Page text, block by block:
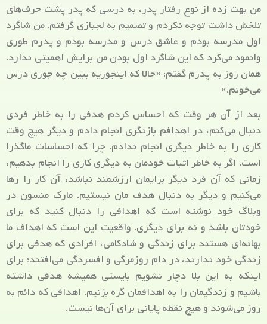
من بهت زده از نوع رفتار پدر، به درسی که پدر پشت حرف‌های
تلخش داشت توجه نکردم و تصمیم به لجبازی گرفتم. من شاگرد
اول مدرسه بودم و عاشق درس و مدرسه بودم و پدرم طوری
وانمود می‌کرد که این شاگرد اول بودن من برایش اهمیتی ندارد.
همان روز به پدرم گفتم: «حالا که اینجوریه ببین چه جوری درس
می‌خونم.»
بعد از آن هر وقت که احساس کردم هدفی را به خاطر فردی
دنبال می‌کنم، در اهدافم بازنگری انجام دادم و دیگر هیچ وقت
کاری را به خاطر دیگری انجام ندادم. چرا که احساسات ماگذرا
است. اگر به خاطر اثبات خودمان به دیگری کاری را انجام بدهیم،
زمانی که آن فرد دیگر برایمان ارزشمند نباشد، آن کار را رها
می‌کنیم و دیگر به دنبال هدف مان نیستیم. مارک منسون در
وبلاگ خود نوشته است که اهدافی را دنبال کنید که برای
خودتان باشد و نه برای دیگری. واقعیت این است که اهداف ما
بهانه‌ای هستند برای زندگی و شادکامی، افرادی که هدفی برای
زندگی خود ندارند، در دام روزمرگی و افسردگی می‌افتند؛ برای
اینکه به این بلا دچار نشویم بایستی همیشه هدفی داشته
باشیم و زندگیمان را به اهدافمان گره بزنیم. اهدافی که دائم به
روز می‌شوند و هیچ نقطه پایانی برای آن‌ها نیست.